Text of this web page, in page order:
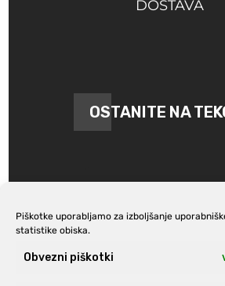
Piškotke uporabljamo za izboljšanje
statistike obiska.
Obvezni piškotki
DOSTAVA
OSTANITE NA